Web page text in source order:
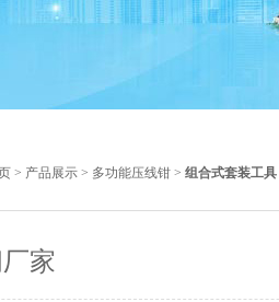
> 产品展示 > 多功能压线钳 > 组合式套装工具
家